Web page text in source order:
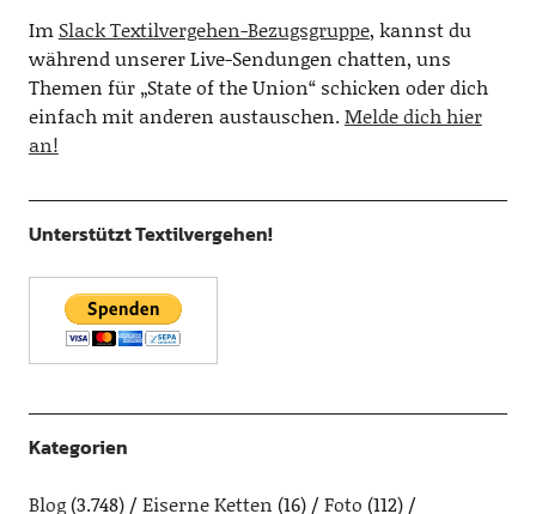
Im Slack Textilvergehen-Bezugsgruppe, kannst du
während unserer Live-Sendungen chatten, uns
Themen für „State of the Union“ schicken oder dich
einfach mit anderen austauschen.Melde dich hier
an!
Unterstützt Textilvergehen!
Kategorien
Blog(3.748) Eiserne Ketten (16) Foto (112)